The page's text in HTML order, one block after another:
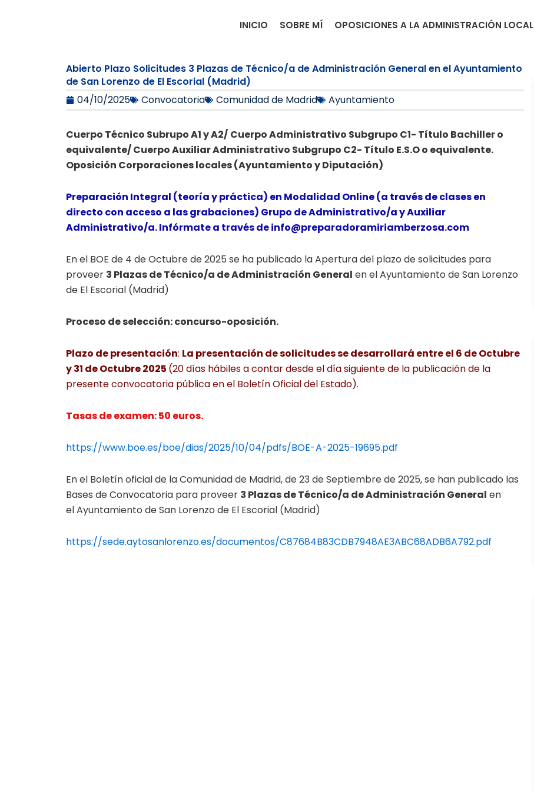
INICIO SOBRE MÍ OPOSICIONES A LA ADMINISTRACIÓN LOCAL
Abierto Plazo Solicitudes 3 Plazas de Técnico/a de Administración General en el Ayuntamiento
de San Lorenzo de El Escorial (Madrid)
04/10/2025
Convocatoria Comunidad de Madrid Ayuntamiento
Cuerpo Técnico Subrupo A1 y A2/ Cuerpo Administrativo Subgrupo C1- Título Bachiller o
equivalente/ Cuerpo Auxiliar Administrativo Subgrupo C2- Título E.S.O o equivalente.
Oposición Corporaciones locales (Ayuntamiento y Diputación)
Preparación Integral (teoría y práctica) en Modalidad Online (a través de clases en
directo con acceso a las grabaciones) Grupo de Administrativo/a y Auxiliar
Administrativo/a. Infórmate a través de info@preparadoramiriamberzosa.com
En el BOE de 4 de Octubre de 2025 se ha publicado la Apertura del plazo de solicitudes para
proveer 3 Plazas de Técnico/a de Administración General en el Ayuntamiento de San Lorenzo
de El Escorial (Madrid)
Proceso de selección: concurso-oposición.
Plazo de presentación: La presentación de solicitudes se desarrollará entre el 6 de Octubre
y 31 de Octubre 2025 (20 días hábiles a contar desde el día siguiente de la publicación de la
presente convocatoria pública en el Boletín Oficial del Estado).
Tasas de examen: 50 euros.
https://www.boe.es/boe/dias/2025/10/04/pdfs/BOE-A-2025-19695.pdf
En el Boletín oficial de la Comunidad de Madrid, de 23 de Septiembre de 2025, se han publicado las
Bases de Convocatoria para proveer 3 Plazas de Técnico/a de Administración General en
el Ayuntamiento de San Lorenzo de El Escorial (Madrid)
https://sede.aytosanlorenzo.es/documentos/C87684B83CDB7948AE3ABC68ADB6A792.pdf